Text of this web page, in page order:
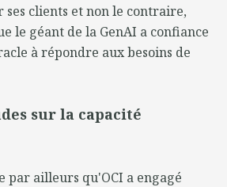
clients et non le contraire,
le géant de la GenAI a confiance
à répondre aux besoins de
sur la capacité
par ailleurs qu'OCI a engagé